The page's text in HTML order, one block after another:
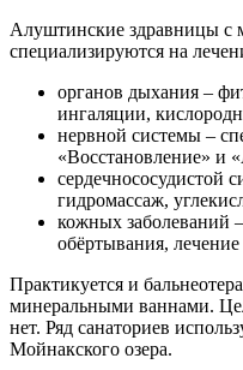
Алуштинские здравницы с
специализируются на
органов дыхания –
ингаляции,
нервной системы –
«Восстановление» и
сердечнососудистой
гидромассаж,
кожных заболеваний
обёртывания,
Практикуется и
минеральными ваннами.
нет. Ряд санаториев
Мойнакского озера.